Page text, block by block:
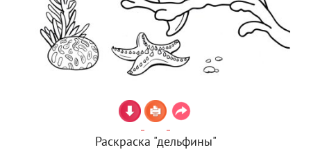
Раскраска "дельфины"